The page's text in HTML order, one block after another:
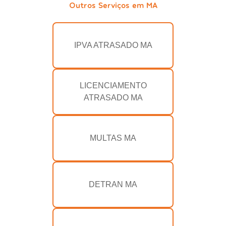
Outros Serviços em MA
IPVA ATRASADO MA
LICENCIAMENTO
ATRASADO MA
MULTAS MA
DETRAN MA